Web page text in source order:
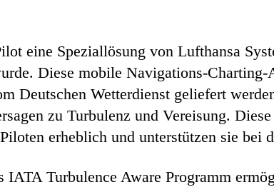
eine Speziallösung von Lufthansa
Diese mobile Navigations-
Deutschen Wetterdienst geliefert
zu Turbulenz und Vereisung.
erheblich und unterstützen sie bei
Turbulence Aware Programm